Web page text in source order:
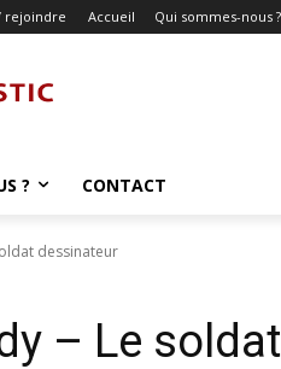
rejoindre Accueil Qui sommes-nous ?
? CONTACT
dessinateur
– Le